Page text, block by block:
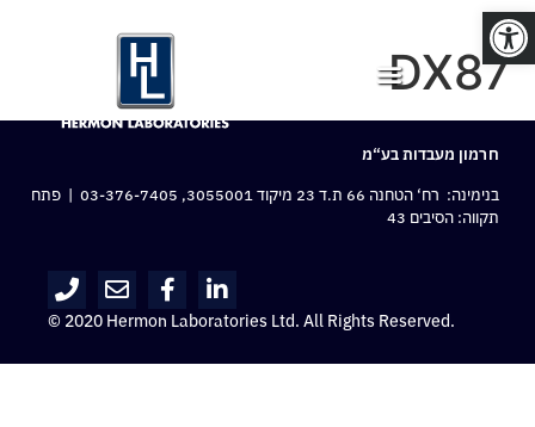
פתח סרגל נגישות
DX87
חרמון מעבדות בע“מ
בנימינה: רח‘ הטחנה 66 ת.ד 23 מיקוד 3055001,
03-376-7405 | פתח
תקווה: הסיבים 43
© 2020 Hermon Laboratories Ltd. All Rights Reserved.